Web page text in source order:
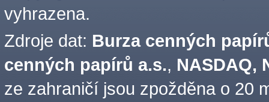
vyhrazena.
Zdroje dat: Burza cenných
cenných papírů a.s., NASDAQ,
ze zahraničí jsou zpožděna o 20